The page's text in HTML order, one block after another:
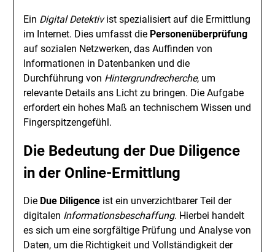
Ein Digital Detektivist spezialisiert auf die Ermittlung
im Internet. Dies umfasst die Personenüberprüfung
auf sozialen Netzwerken, das Auffinden von
Informationen in Datenbanken und die
Durchführung von Hintergrundrecherche, um
relevante Details ans Licht zu bringen. Die Aufgabe
erfordert ein hohes Maß an technischem Wissen und
Fingerspitzengefühl.
Die Bedeutung der Due Diligence
in der Online-Ermittlung
Die Due Diligence ist ein unverzichtbarer Teil der
digitalen Informationsbeschaffung. Hierbei handelt
es sich um eine sorgfältige Prüfung und Analyse von
Daten, um die Richtigkeit und Vollständigkeit der